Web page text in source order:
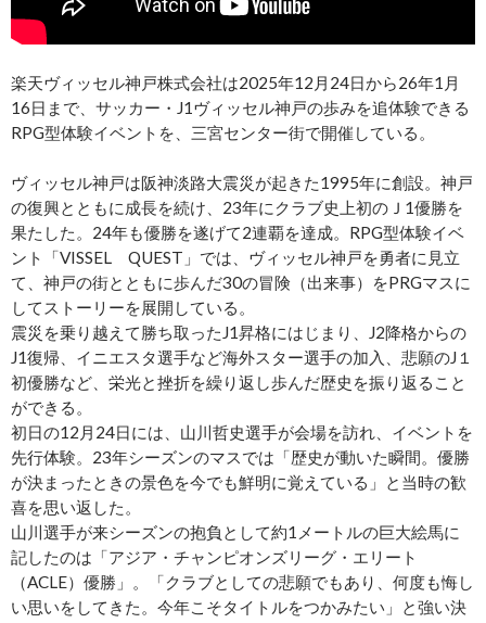
楽天ヴィッセル神戸株式会社は2025年12月24日から26年1月
16日まで、サッカー・J1ヴィッセル神戸の歩みを追体験できる
RPG型体験イベントを、三宮センター街で開催している。
ヴィッセル神戸は阪神淡路大震災が起きた1995年に創設。神戸
の復興とともに成長を続け、23年にクラブ史上初のＪ1優勝を
果たした。24年も優勝を遂げて2連覇を達成。RPG型体験イベ
ント「VISSEL QUEST」では、ヴィッセル神戸を勇者に見立
て、神戸の街とともに歩んだ30の冒険（出来事）をPRGマスに
してストーリーを展開している。
震災を乗り越えて勝ち取ったJ1昇格にはじまり、J2降格からの
J1復帰、イニエスタ選手など海外スター選手の加入、悲願のJ１
初優勝など、栄光と挫折を繰り返し歩んだ歴史を振り返ること
ができる。
初日の12月24日には、山川哲史選手が会場を訪れ、イベントを
先行体験。23年シーズンのマスでは「歴史が動いた瞬間。優勝
が決まったときの景色を今でも鮮明に覚えている」と当時の歓
喜を思い返した。
山川選手が来シーズンの抱負として約1メートルの巨大絵馬に
記したのは「アジア・チャンピオンズリーグ・エリート
（ACLE）優勝」。「クラブとしての悲願でもあり、何度も悔し
い思いをしてきた。今年こそタイトルをつかみたい」と強い決